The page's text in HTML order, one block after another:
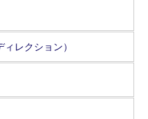
レクション）